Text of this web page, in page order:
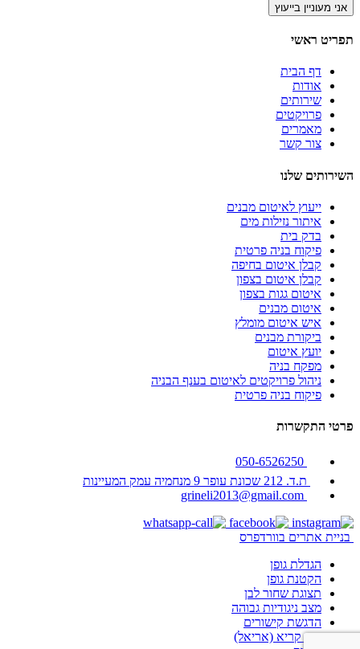
אני מעוניין בייעוץ
תפריט ראשי
דף הבית
אודות
שירותים
פרויקטים
מאמרים
צור קשר
השירותים שלנו
ייעוץ לאיטום מבנים
איתור נזילות מים
בדק בית
פיקוח בניה פרטית
קבלן איטום בחיפה
קבלן איטום בצפון
איטום גגות בצפון
איטום מבנים
איש איטום מומלץ
ביקורת מבנים
יועץ איטום
מפקח בניה
ניהול פרויקטים לאיטום בענף הבניה
פיקוח בניה פרטית
פרטי התקשרות
ת.ד. 212 שכונת עופר 9 מנחמיה עמק המעיינות
בניית אתרים בוורדפרס
הגדלת גופן
הקטנת גופן
תצוגת שחור לבן
מצב ניגודיות גבוהה
הדגשת קישורים
גופן קריא (אריאל)